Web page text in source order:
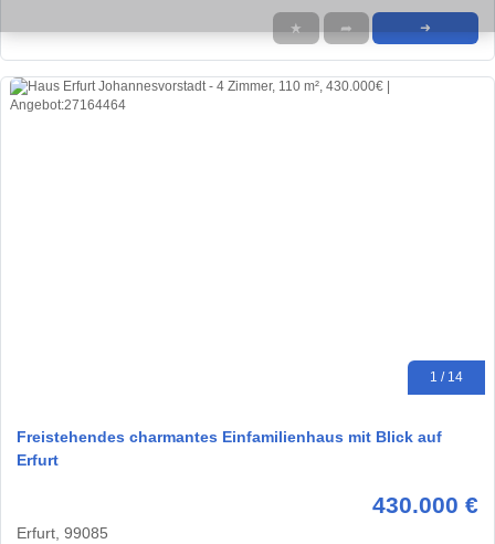
★ ➦ ➜
1 / 14
Freistehendes charmantes Einfamilienhaus mit Blick auf
Erfurt
430.000 €
Erfurt, 99085